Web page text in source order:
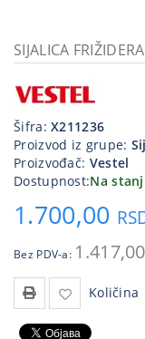
priključci
Kućna
tehnika
Poslovna
oprema,računari
Strujni
program
SIJALICA
Šifra:X211236
Proizvod iz grupe:
Proizvođač: Vestel
Dostupnost:Na
1.700,00
Bez PDV-a: 1.417,00
Količina